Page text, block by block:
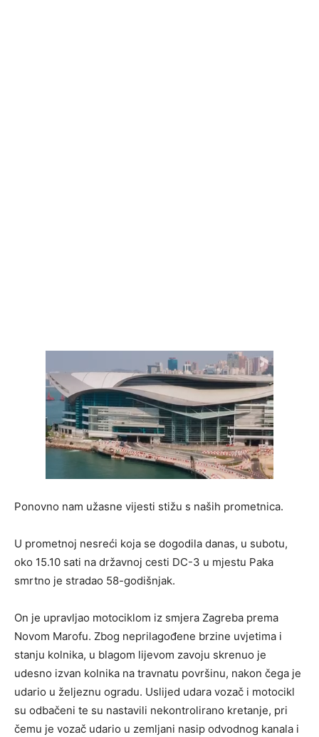
Ponovno nam užasne vijesti stižu s naših prometnica.
U prometnoj nesreći koja se dogodila danas, u subotu,
oko 15.10 sati na državnoj cesti DC-3 u mjestu Paka
smrtno je stradao 58-godišnjak.
On je upravljao motociklom iz smjera Zagreba prema
Novom Marofu. Zbog neprilagođene brzine uvjetima i
stanju kolnika, u blagom lijevom zavoju skrenuo je
udesno izvan kolnika na travnatu površinu, nakon čega je
udario u željeznu ogradu. Uslijed udara vozač i motocikl
su odbačeni te su nastavili nekontrolirano kretanje, pri
čemu je vozač udario u zemljani nasip odvodnog kanala i